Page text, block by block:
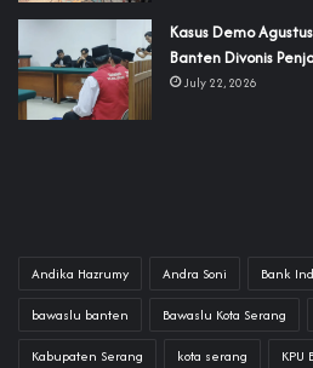
‎Kasus Demo
Banten Divonis
July 22, 2026
Andika Hazrumy Andra Soni Bank
bawaslu banten Bawaslu Kota Serang
Kabupaten Serang kota serang KPU